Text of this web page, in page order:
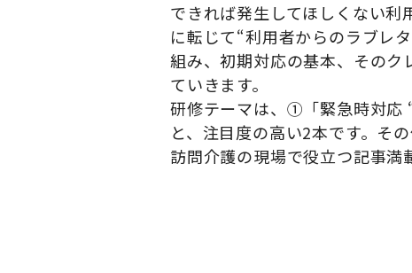
できれば発生してほしくない利
に転じて“利用者からのラブレ
組み、初期対応の基本、そのク
ていきます。
研修テーマは、①「緊急時対応
と、注目度の高い2本です。そ
訪問介護の現場で役立つ記事満